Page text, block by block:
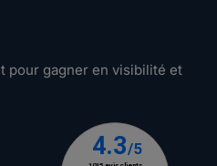
pour gagner en visibilité et